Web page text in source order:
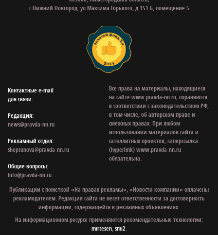
г.Нижний Новгород, ул.Максима Горького, д.151 Б, помещение 5
Контактные e‑mail
для связи:
Редакция:
news@pravda-nn.ru
Рекламный отдел:
sheptunova@pravda-nn.ru
Общие вопросы:
info@pravda-nn.ru
Все права на материалы, находящиеся
на сайте www.pravda-nn.ru, охраняются
в соответствии с законодательством РФ,
в том числе, об авторском праве и
смежных правах. При любом
использовании материалов сайта и
сателлитных проектов, гиперссылка
(hyperlink) www.pravda-nn.ru
обязательна.
Публикации с пометкой «На правах рекламы», «Новости компании» оплачены
рекламодателем. Редакция сайта не несет ответственности за достоверность
информации, содержащейся в рекламных объявлениях.
На информационном ресурсе применяются рекомендательные технологии:
mirtesen,smi2.